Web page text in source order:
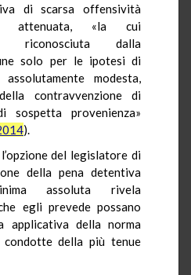
di scarsa offensività
attenuata, «la cui
riconosciuta dalla
solo per le ipotesi di
modesta,
contravvenzione di
provenienza»
).
del legislatore di
della pena detentiva
assoluta rivela
egli prevede possano
applicativa della norma
condotte della più tenue